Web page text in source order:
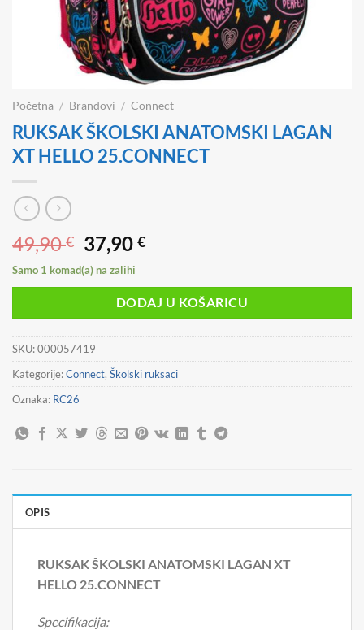
Početna / Brandovi / Connect
RUKSAK ŠKOLSKI ANATOMSKI LAGAN
XT HELLO 25.CONNECT
49,90€ Izvorna
cijena
bila
49,90 €.
37,90€Trenutna
je:
37,90 €.
Samo 1 komad(a) na zalihi
DODAJ U KOŠARICU
SKU:000057419
Kategorije:Connect, Školski ruksaci
Oznaka: RC26
OPIS
RUKSAK ŠKOLSKI ANATOMSKI LAGAN XT
HELLO 25.CONNECT
Specifikacija: